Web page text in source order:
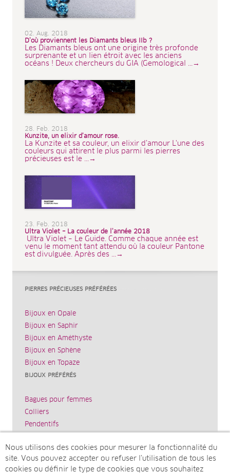
02. Aug. 2018
D’où proviennent les Diamants bleus IIb ?
Les Diamants bleus ont une origine très profonde
surprenante et un lien étroit avec les anciens
océans ! Deux chercheurs du GIA (Gemological ...→
28. Feb. 2018
Kunzite, un elixir d’amour rose.
La Kunzite et sa couleur, un elixir d’amour L'une des
couleurs qui attirent le plus parmi les pierres
précieuses est le ...→
23. Feb. 2018
Ultra Violet – La couleur de l’année 2018
Ultra Violet – Le Guide. Comme chaque année est
venu le moment tant attendu où la couleur Pantone
est divulguée. Après des ...→
PIERRES PRÉCIEUSES PRÉFÉRÉES
Bijoux en Opale
Bijoux en Saphir
Bijoux en Améthyste
Bijoux en Sphène
Bijoux en Topaze
BIJOUX PRÉFÉRÉS
Bagues pour femmes
Colliers
Pendentifs
Boucles d’oreilles
JUWELO
Nous utilisons des cookies pour mesurer la fonctionnalité du
site. Vous pouvez accepter ou refuser l’utilisation de tous les
cookies ou définir le type de cookies que vous souhaitez